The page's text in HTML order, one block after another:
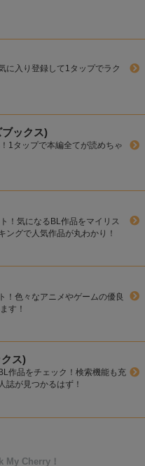
に入り登録して1タップでラク
ックス)
1タップで本編全てが読めちゃ
！気になるBL作品をマイリス
ングで人気作品が丸わかり！
！色々なアニメやゲームの優良
す！
ス)
作品をチェック！検索機能も充
誌が見つかるはず！
My Cherry！